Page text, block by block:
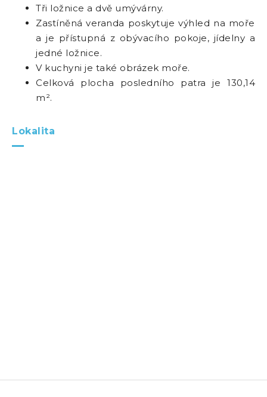
Tři ložnice a dvě umývárny.
Zastíněná veranda poskytuje výhled na moře
a je přístupná z obývacího pokoje, jídelny a
jedné ložnice.
V kuchyni je také obrázek moře.
Celková plocha posledního patra je 130,14
m².
Lokalita